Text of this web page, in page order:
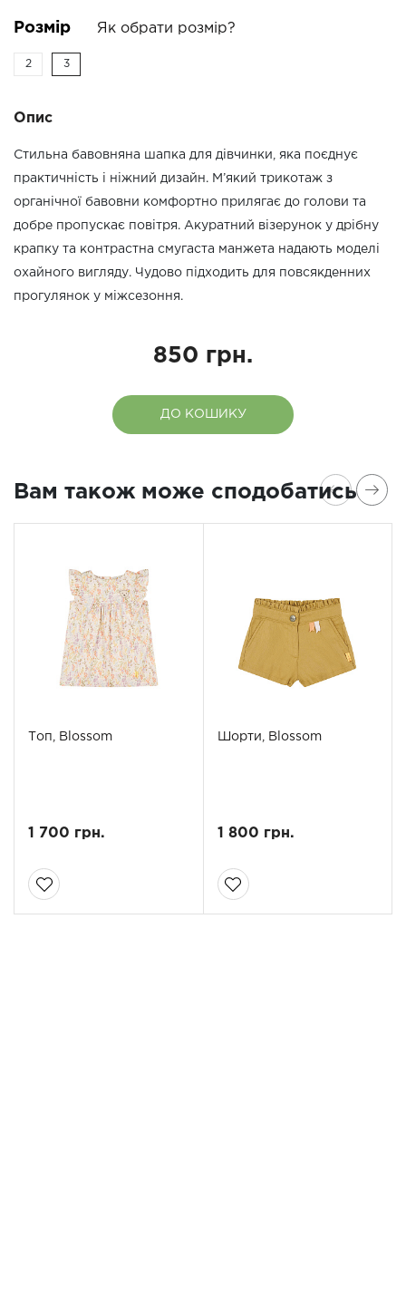
Розмір Як обрати розмір?
2 3
Опис
Стильна бавовняна шапка для дівчинки, яка поєднує
практичність і ніжний дизайн. М’який трикотаж з
органічної бавовни комфортно прилягає до голови та
добре пропускає повітря. Акуратний візерунок у дрібну
крапку та контрастна смугаста манжета надають моделі
охайного вигляду. Чудово підходить для повсякденних
прогулянок у міжсезоння.
850 грн.
ДО КОШИКУ
Вам також може сподобатись
Топ, Blossom
1 700 грн.
Шорти, Blossom
1 800 грн.